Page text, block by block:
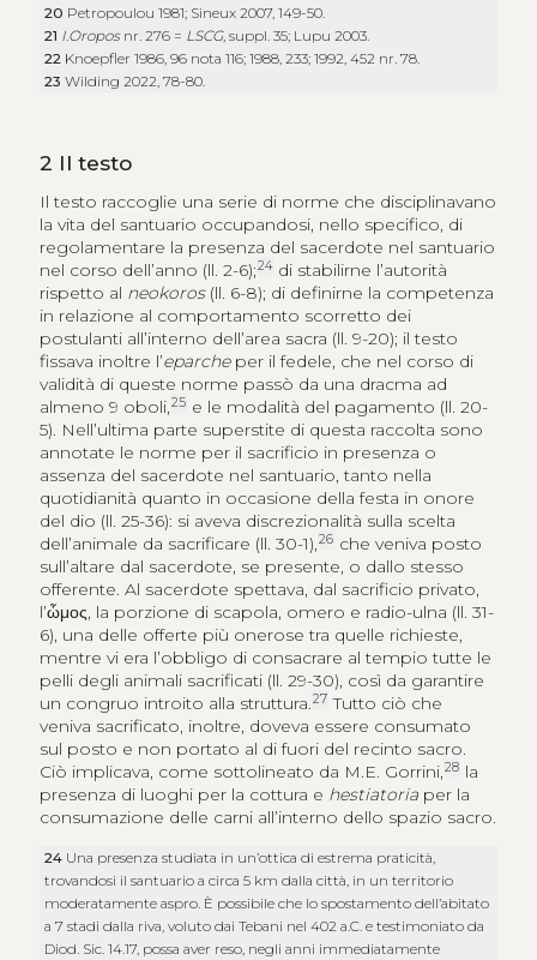
20 Petropoulou 1981; Sineux 2007, 149-50.
21 I.Oropos nr. 276 = LSCG, suppl. 35; Lupu 2003.
22 Knoepfler 1986, 96 nota 116; 1988, 233; 1992, 452 nr. 78.
23Wilding 2022, 78-80.
2 Il testo
Il testo raccoglie una serie di norme che disciplinavano
la vita del santuario occupandosi, nello specifico, di
regolamentare la presenza del sacerdote nel santuario
nel corso dell’anno (ll. 2-6);24di stabilirne l’autorità
rispetto al neokoros(ll. 6-8); di definirne la competenza
in relazione al comportamento scorretto dei
postulanti all’interno dell’area sacra (ll. 9-20); il testo
fissava inoltre l’eparcheper il fedele, che nel corso di
validità di queste norme passò da una dracma ad
almeno 9 oboli,25 e le modalità del pagamento (ll. 20-
5). Nell’ultima parte superstite di questa raccolta sono
annotate le norme per il sacrificio in presenza o
assenza del sacerdote nel santuario, tanto nella
quotidianità quanto in occasione della festa in onore
del dio (ll. 25-36): si aveva discrezionalità sulla scelta
dell’animale da sacrificare (ll. 30-1),26 che veniva posto
sull’altare dal sacerdote, se presente, o dallo stesso
offerente. Al sacerdote spettava, dal sacrificio privato,
l’ὦμος, la porzione di scapola, omero e radio-ulna (ll. 31-
6), una delle offerte più onerose tra quelle richieste,
mentre vi era l’obbligo di consacrare al tempio tutte le
pelli degli animali sacrificati (ll. 29-30), così da garantire
un congruo introito alla struttura.27 Tutto ciò che
veniva sacrificato, inoltre, doveva essere consumato
sul posto e non portato al di fuori del recinto sacro.
Ciò implicava, come sottolineato da M.E. Gorrini,28 la
presenza di luoghi per la cottura e hestiatoriaper la
consumazione delle carni all’interno dello spazio sacro.
24 Una presenza studiata in un’ottica di estrema praticità,
trovandosi il santuario a circa 5 km dalla città, in un territorio
moderatamente aspro. È possibile che lo spostamento dell’abitato
a 7 stadi dalla riva, voluto dai Tebani nel 402 a.C. e testimoniato da
Diod. Sic. 14.17, possa aver reso, negli anni immediatamente